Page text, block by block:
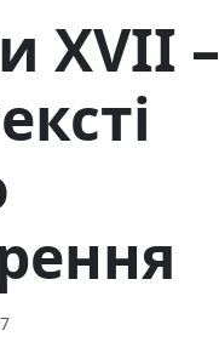
XVII –